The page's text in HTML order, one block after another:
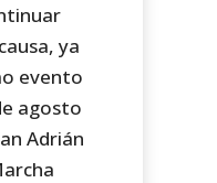
ya
evento
agosto
Adrián